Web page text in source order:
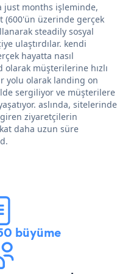
just months işleminde,
(600'ün üzerinde gerçek
steadily sosyal
ulaştırdılar. kendi
hayatta nasıl
müşterilerine hızlı
yolu olarak landing on
sergiliyor ve müşterilere
aslında, sitelerinde
ziyaretçilerin
daha uzun süre
büyüme